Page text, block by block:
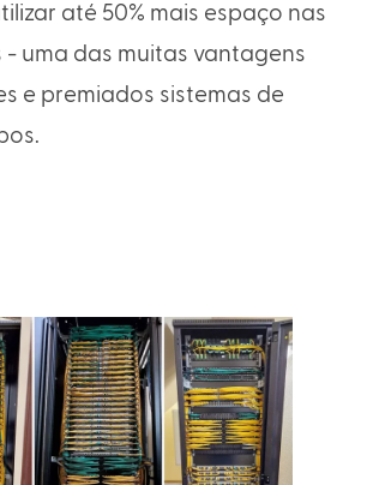
até 50% mais espaço nas
- uma das muitas vantagens
e premiados sistemas de